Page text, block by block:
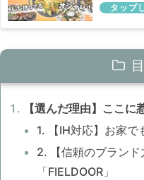
【選んだ理由】ここ
1. 【IH対応】お家
2. 【信頼のブラン
「FIELDOOR」